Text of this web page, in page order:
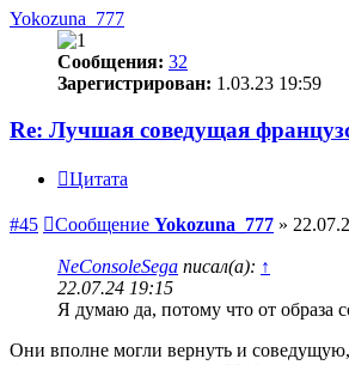
Yokozuna_777
Сообщения: 32
Зарегистрирован: 1.03.23 19:59
Re: Лучшая соведущая
Цитата
#45 Сообщение Yokozuna_777 »
NeConsoleSega писал(а): ↑
22.07.24 19:15
Я думаю да, потому что от образа
Они вполне могли вернуть и